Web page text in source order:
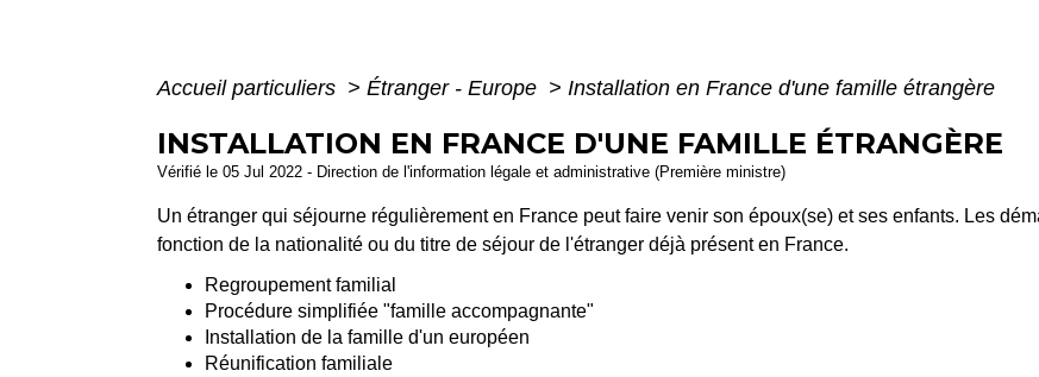
Accueil particuliers > Étranger - Europe > Installation en France d'une famille étrangère
INSTALLATION EN FRANCE D'UNE FAMILLE ÉTRANGÈRE
Vérifié le 05 Jul 2022 - Direction de l'information légale et administrative (Première ministre)
Un étranger qui séjourne régulièrement en France peut faire venir son époux(se) et ses enfants. Les
fonction de la nationalité ou du titre de séjour de l'étranger déjà présent en France.
Regroupement familial
Procédure simplifiée "famille accompagnante"
Installation de la famille d'un européen
Réunification familiale